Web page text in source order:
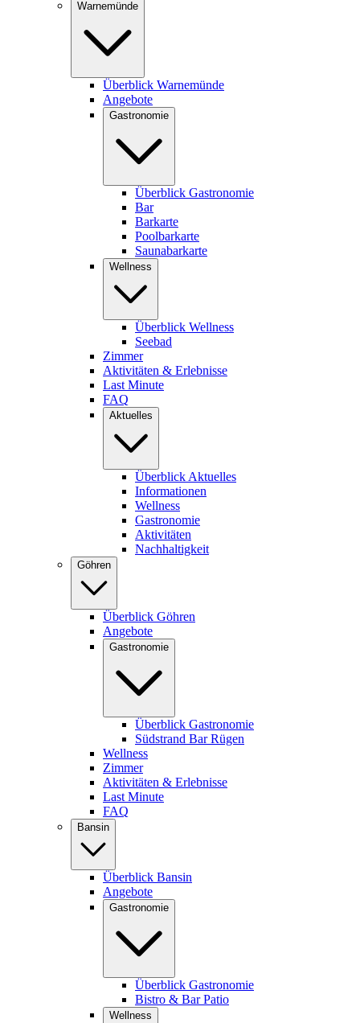
Warnemünde
Überblick Warnemünde
Angebote
Gastronomie
Überblick Gastronomie
Bar
Barkarte
Poolbarkarte
Saunabarkarte
Wellness
Überblick Wellness
Seebad
Zimmer
Aktivitäten & Erlebnisse
Last Minute
FAQ
Aktuelles
Überblick Aktuelles
Informationen
Wellness
Gastronomie
Aktivitäten
Nachhaltigkeit
Göhren
Überblick Göhren
Angebote
Gastronomie
Überblick Gastronomie
Südstrand Bar Rügen
Wellness
Zimmer
Aktivitäten & Erlebnisse
Last Minute
FAQ
Bansin
Überblick Bansin
Angebote
Gastronomie
Überblick Gastronomie
Bistro & Bar Patio
Wellness